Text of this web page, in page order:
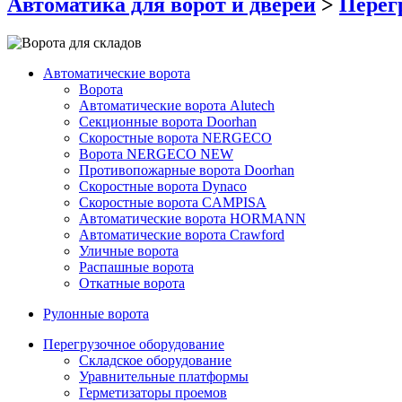
Автоматические ворота
Ворота
Автоматические ворота Alutech
Секционные ворота Doorhan
Скоростные ворота NERGECO
Ворота NERGECO NEW
Противопожарные ворота Doorhan
Скоростные ворота Dynaco
Скоростные ворота CAMPISA
Автоматические ворота HORMANN
Автоматические ворота Crawford
Уличные ворота
Распашные ворота
Откатные ворота
Рулонные ворота
Перегрузочное оборудование
Складское оборудование
Уравнительные платформы
Герметизаторы проемов